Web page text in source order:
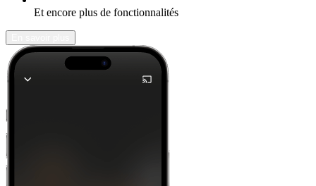
Et encore plus de fonctionnalités